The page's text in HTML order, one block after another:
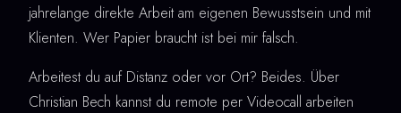
jahrelange direkte Arbeit am eigenen Bewusstsein und mit
Klienten. Wer Papier braucht ist bei mir falsch.
Arbeitest du auf Distanz oder vor Ort? Beides. Über
Christian Bech kannst du remote per Videocall arbeiten